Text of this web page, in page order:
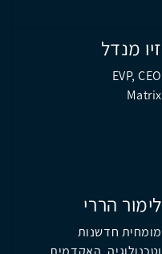
זיו מנדל
EVP, CEO
Matrix
לימור הררי
מומחית חדשנות